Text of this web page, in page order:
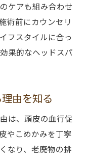
ケアも組み合わせ
術前にカウンセリ
フスタイルに合っ
果的なヘッドスパ
由を知る
は、頭皮の血行促
やこめかみを丁寧
なり、老廃物の排